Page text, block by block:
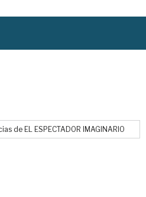
de EL ESPECTADOR IMAGINARIO